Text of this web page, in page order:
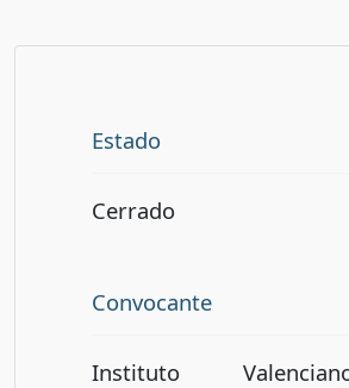
Estado
Cerrado
Convocante
Instituto